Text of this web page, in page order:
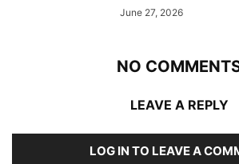
June 27, 2026
NO
LEAVE A REPLY
LOG IN TO LEAVE A